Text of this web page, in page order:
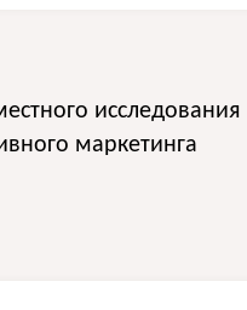
исследования
маркетинга